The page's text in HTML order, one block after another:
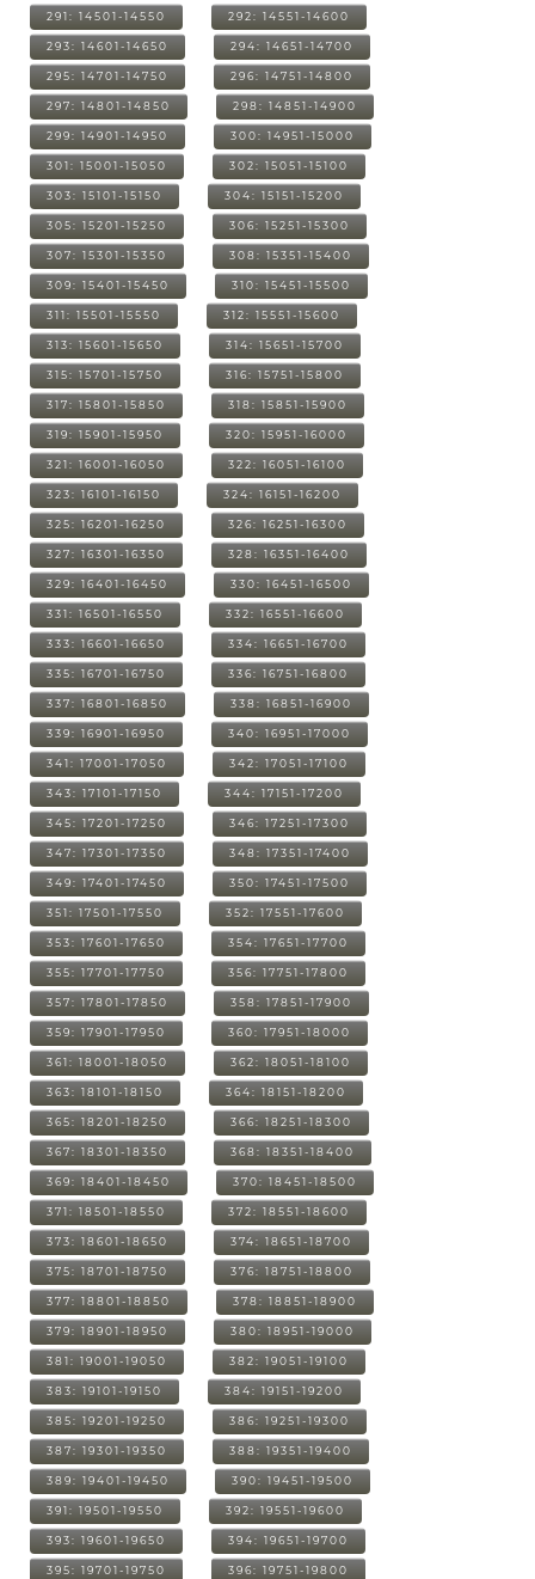
291: 14501-14550 292: 14551-14600
293: 14601-14650 294: 14651-14700
295: 14701-14750 296: 14751-14800
297: 14801-14850 298: 14851-14900
299: 14901-14950 300: 14951-15000
301: 15001-15050 302: 15051-15100
303: 15101-15150 304: 15151-15200
305: 15201-15250 306: 15251-15300
307: 15301-15350 308: 15351-15400
309: 15401-15450 310: 15451-15500
311: 15501-15550 312: 15551-15600
313: 15601-15650 314: 15651-15700
315: 15701-15750 316: 15751-15800
317: 15801-15850 318: 15851-15900
319: 15901-15950 320: 15951-16000
321: 16001-16050 322: 16051-16100
323: 16101-16150 324: 16151-16200
325: 16201-16250 326: 16251-16300
327: 16301-16350 328: 16351-16400
329: 16401-16450 330: 16451-16500
331: 16501-16550 332: 16551-16600
333: 16601-16650 334: 16651-16700
335: 16701-16750 336: 16751-16800
337: 16801-16850 338: 16851-16900
339: 16901-16950 340: 16951-17000
341: 17001-17050 342: 17051-17100
343: 17101-17150 344: 17151-17200
345: 17201-17250 346: 17251-17300
347: 17301-17350 348: 17351-17400
349: 17401-17450 350: 17451-17500
351: 17501-17550 352: 17551-17600
353: 17601-17650 354: 17651-17700
355: 17701-17750 356: 17751-17800
357: 17801-17850 358: 17851-17900
359: 17901-17950 360: 17951-18000
361: 18001-18050 362: 18051-18100
363: 18101-18150 364: 18151-18200
365: 18201-18250 366: 18251-18300
367: 18301-18350 368: 18351-18400
369: 18401-18450 370: 18451-18500
371: 18501-18550 372: 18551-18600
373: 18601-18650 374: 18651-18700
375: 18701-18750 376: 18751-18800
377: 18801-18850 378: 18851-18900
379: 18901-18950 380: 18951-19000
381: 19001-19050 382: 19051-19100
383: 19101-19150 384: 19151-19200
385: 19201-19250 386: 19251-19300
387: 19301-19350 388: 19351-19400
389: 19401-19450 390: 19451-19500
391: 19501-19550 392: 19551-19600
393: 19601-19650 394: 19651-19700
395: 19701-19750 396: 19751-19800